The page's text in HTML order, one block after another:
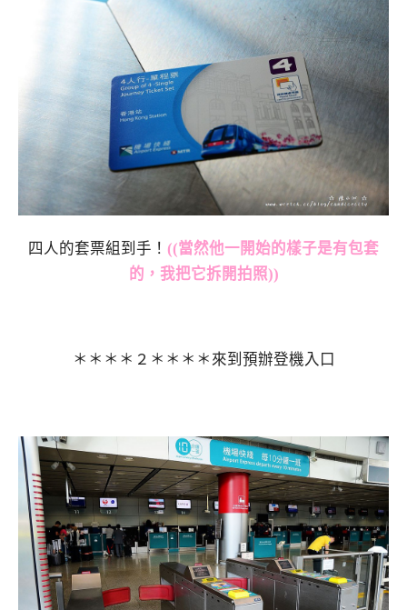
四人的套票組到手！ ((當然他一開始的樣子是有包套
的，我把它拆開拍照))
＊＊＊＊２＊＊＊＊來到預辦登機入口